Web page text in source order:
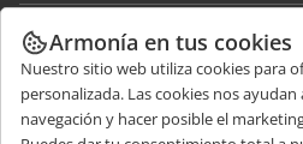
Docs
DocSpace
Workspace
Conectores
COLABORAR
Para colaboradores
Para traductores
RECIBIR NOTICIAS
Blog
Armonía en tus cookies
Nuestro sitio web utiliza cookies para
personalizada. Las cookies nos
navegación y hacer posible el